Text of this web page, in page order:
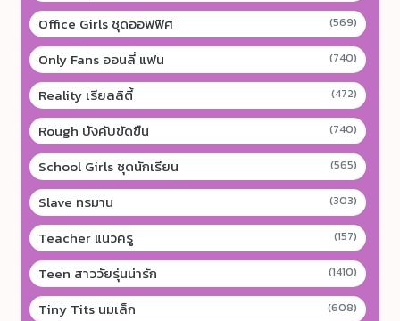
Office Girls ชุดออฟฟิศ (569)
Only Fans ออนลี่ แฟน (740)
Reality เรียลลิตี้ (472)
Rough บังคับขัดขืน (740)
School Girls ชุดนักเรียน (565)
Slave ทรมาน (303)
Teacher แนวครู (157)
Teen สาววัยรุ่นน่ารัก (1410)
Tiny Tits นมเล็ก (608)